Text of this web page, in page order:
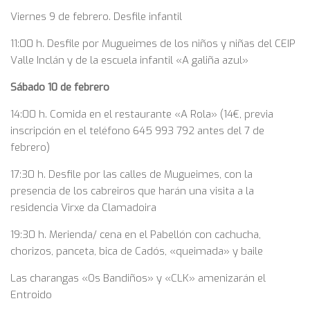
Viernes 9 de febrero. Desfile infantil
11:00 h. Desfile por Mugueimes de los niños y niñas del CEIP
Valle Inclán y de la escuela infantil «A galiña azul»
Sábado 10 de febrero
14:00 h. Comida en el restaurante «A Rola» (14€, previa
inscripción en el teléfono 645 993 792 antes del 7 de
febrero)
17:30 h. Desfile por las calles de Mugueimes, con la
presencia de los cabreiros que harán una visita a la
residencia Virxe da Clamadoira
19:30 h. Merienda/ cena en el Pabellón con cachucha,
chorizos, panceta, bica de Cadós, «queimada» y baile
Las charangas «Os Bandiños» y «CLK» amenizarán el
Entroido